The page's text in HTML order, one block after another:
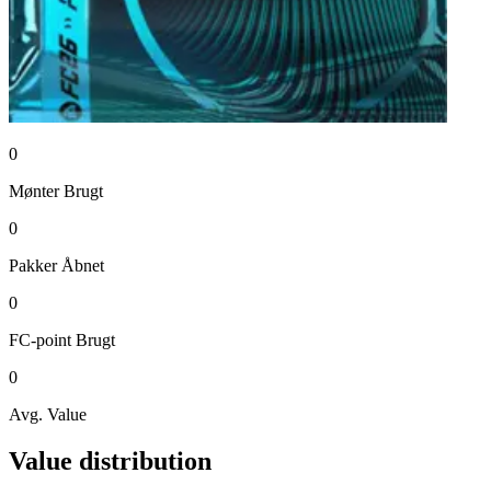
0
Mønter Brugt
0
Pakker Åbnet
0
FC-point Brugt
0
Avg. Value
Value distribution